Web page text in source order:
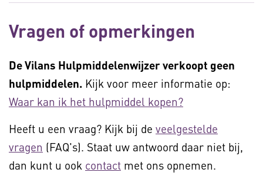
Vragen of opmerkingen
De Vilans Hulpmiddelenwijzer verkoopt geen
hulpmiddelen. Kijk voor meer informatie op:
Waar kan ik het hulpmiddel kopen?
Heeft u een vraag? Kijk bij de veelgestelde
vragen (FAQ's). Staat uw antwoord daar niet bij,
dan kunt u ook contact met ons opnemen.